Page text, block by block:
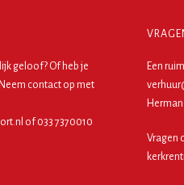
geloof? Of heb je
contact op met
of 033 7370010
Een
Vragen